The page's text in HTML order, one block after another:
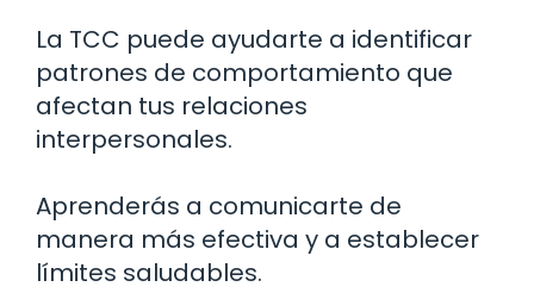
La TCC puede ayudarte a identificar
patrones de comportamiento que
afectan tus relaciones
interpersonales.
Aprenderás a comunicarte de
manera más efectiva y a establecer
límites saludables.